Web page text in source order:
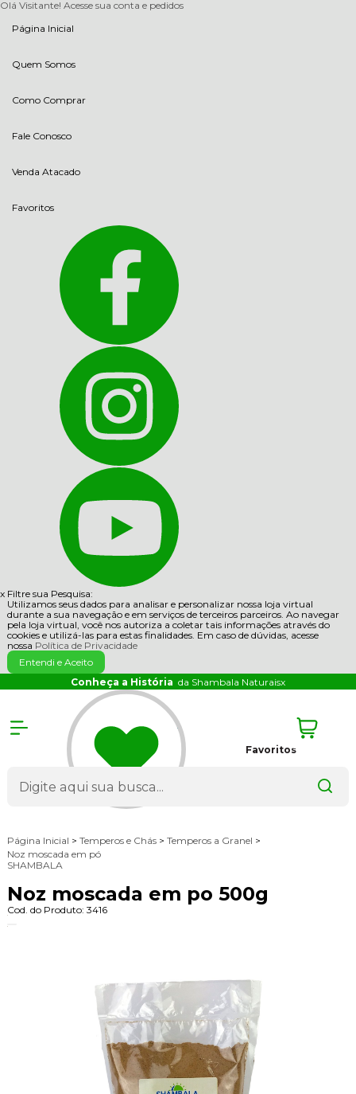
Olá Visitante! Acesse sua conta e pedidos
Página Inicial
Quem Somos
Como Comprar
Fale Conosco
Venda Atacado
Favoritos
x Filtre sua Pesquisa:
Utilizamos seus dados para analisar e personalizar nossa loja virtual
durante a sua navegação e em serviços de terceiros parceiros. Ao navegar
pela loja virtual, você nos autoriza a coletar tais informações através do
cookies e utilizá-las para estas finalidades. Em caso de dúvidas, acesse
nossa Política de Privacidade
Entendi e Aceito
Conheça a História da Shambala Naturaisx
Favoritos
Página Inicial > Temperos e Chás > Temperos a Granel >
Noz moscada em pó
SHAMBALA
Noz moscada em po 500g
Cod. do Produto: 3416